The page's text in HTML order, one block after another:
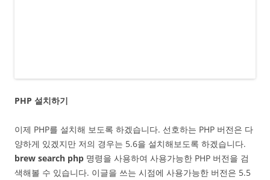
PHP 설치하기
이제 PHP를 설치해 보도록 하겠습니다. 선호하는 PHP 버전은 다
양하게 있겠지만 저의 경우는 5.6을 설치해보도록 하겠습니다.
brew search php 명령을 사용하여 사용가능한 PHP 버전을 검
색해볼 수 있습니다. 이글을 쓰는 시점에 사용가능한 버전은 5.5